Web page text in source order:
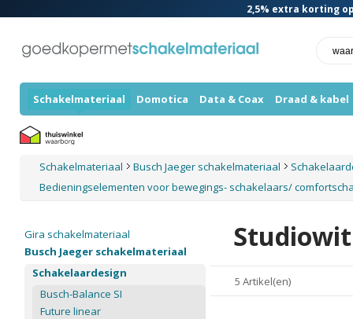
2,5% extra korting
Schakelmateriaal Domotica Data & Coax Draad & kabel
Schakelmateriaal Busch Jaeger schakelmateriaal
Bedieningselementen voor bewegings- schakelaars/
Studiowit
5 Artikel(en)
Gira schakelmateriaal
Busch Jaeger schakelmateriaal
Schakelaardesign
Busch-Balance SI
Future linear